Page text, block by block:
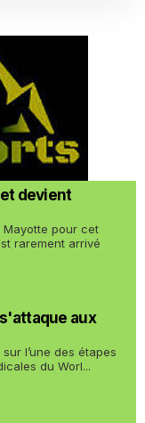
devient
pour cet
rarement arrivé
aux
l’une des étapes
du Worl...